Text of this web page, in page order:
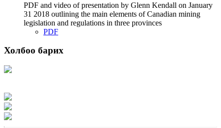
PDF and video of presentation by Glenn Kendall on January
31 2018 outlining the main elements of Canadian mining
legislation and regulations in three provinces
PDF
Холбоо барих